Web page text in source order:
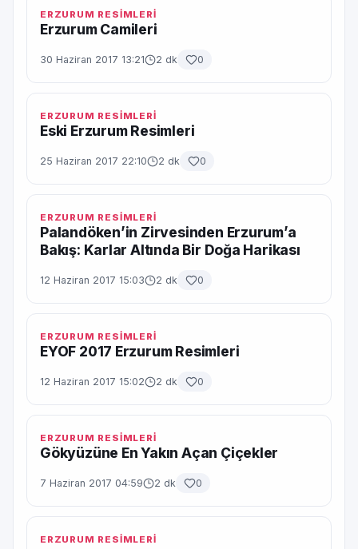
ERZURUM RESİMLERİ
Erzurum Camileri
30 Haziran 2017 13:21 2 dk 0
ERZURUM RESİMLERİ
Eski Erzurum Resimleri
25 Haziran 2017 22:10 2 dk 0
ERZURUM RESİMLERİ
Palandöken’in Zirvesinden Erzurum’a
Bakış: Karlar Altında Bir Doğa Harikası
12 Haziran 2017 15:03 2 dk 0
ERZURUM RESİMLERİ
EYOF 2017 Erzurum Resimleri
12 Haziran 2017 15:02 2 dk 0
ERZURUM RESİMLERİ
Gökyüzüne En Yakın Açan Çiçekler
7 Haziran 2017 04:59 2 dk 0
ERZURUM RESİMLERİ